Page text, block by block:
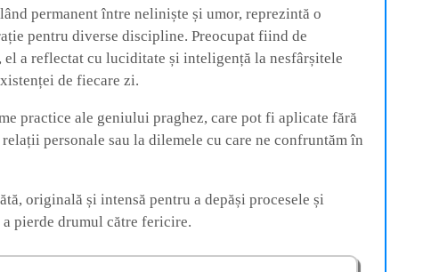
permanent între neliniște și umor, reprezintă o
pentru diverse discipline. Preocupat fiind de
a reflectat cu luciditate și inteligență la nesfârșitele
de fiecare zi.
practice ale geniului praghez, care pot fi aplicate fără
personale sau la dilemele cu care ne confruntăm în
originală și intensă pentru a depăși procesele și
pierde drumul către fericire.